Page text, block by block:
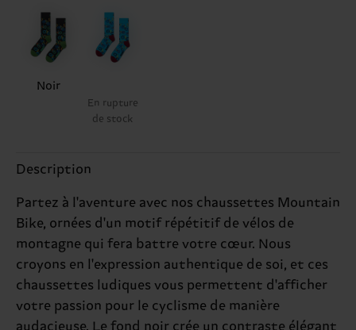
Noir
En rupture
de stock
Description
Partez à l'aventure avec nos chaussettes Mountain
Bike, ornées d'un motif répétitif de vélos de
montagne qui fera battre votre cœur. Nous
croyons en l'expression authentique de soi, et ces
chaussettes ludiques vous permettent d'afficher
votre passion pour le cyclisme de manière
audacieuse. Le fond noir crée un contraste élégant